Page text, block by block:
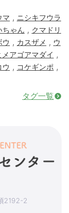
マ , ニシキフウラ
ちゃん , クマドリ
ウ , カスザメ , ウ
メアゴアマダイ ,
ウ , コケギンポ ,
タグ一覧
2192-2